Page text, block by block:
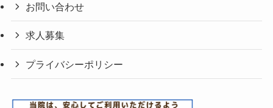
お問い合わせ
求人募集
プライバシーポリシー